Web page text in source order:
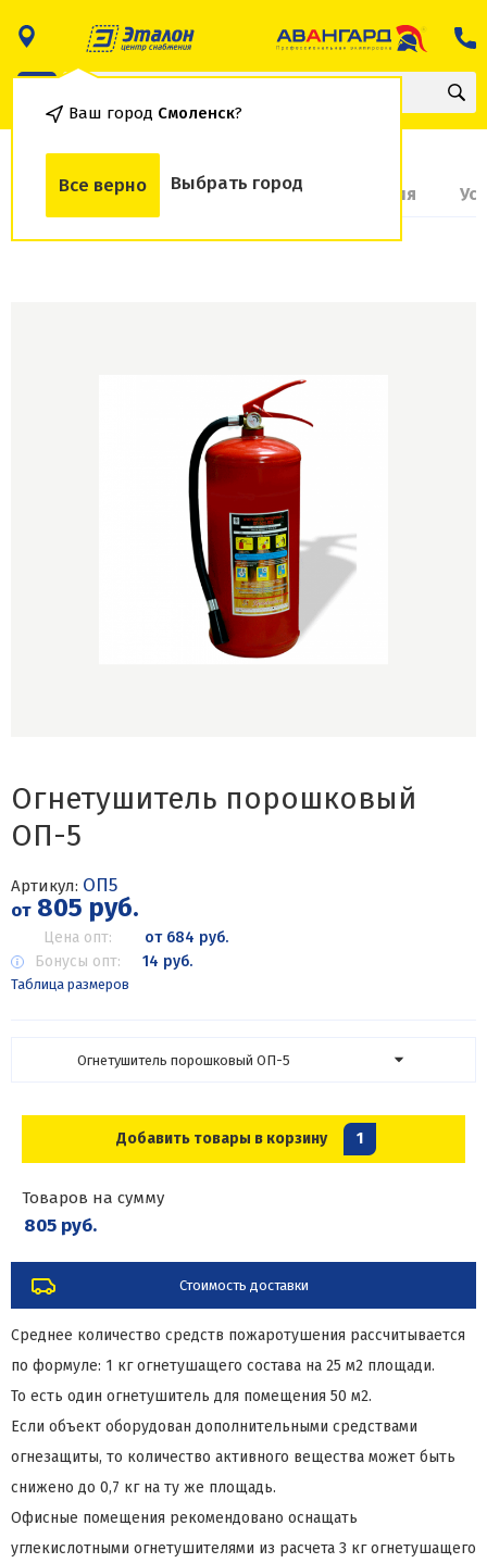
Ваш город Смоленск?
Все верно Выбрать город
О товаре Доставка и оплата Гарантия
Огнетушитель порошковый
ОП-5
Артикул: ОП5
от805 руб.
Цена опт:
от 684 руб.
Бонусы опт:
14 руб.
Таблица размеров
Огнетушитель порошковый ОП-5
Добавить товары в корзину 1
Товаров на сумму
805 руб.
Стоимость доставки
Среднее количество средств пожаротушения рассчитывается
по формуле: 1 кг огнетушащего состава на 25 м2 площади.
То есть один огнетушитель для помещения 50 м2.
Если объект оборудован дополнительными средствами
огнезащиты, то количество активного вещества может быть
снижено до 0,7 кг на ту же площадь.
Офисные помещения рекомендовано оснащать
углекислотными огнетушителями из расчета 3 кг огнетушащего